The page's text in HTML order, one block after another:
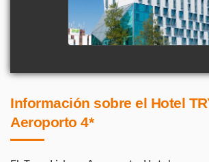
Información sobre el Hotel
Aeroporto 4*